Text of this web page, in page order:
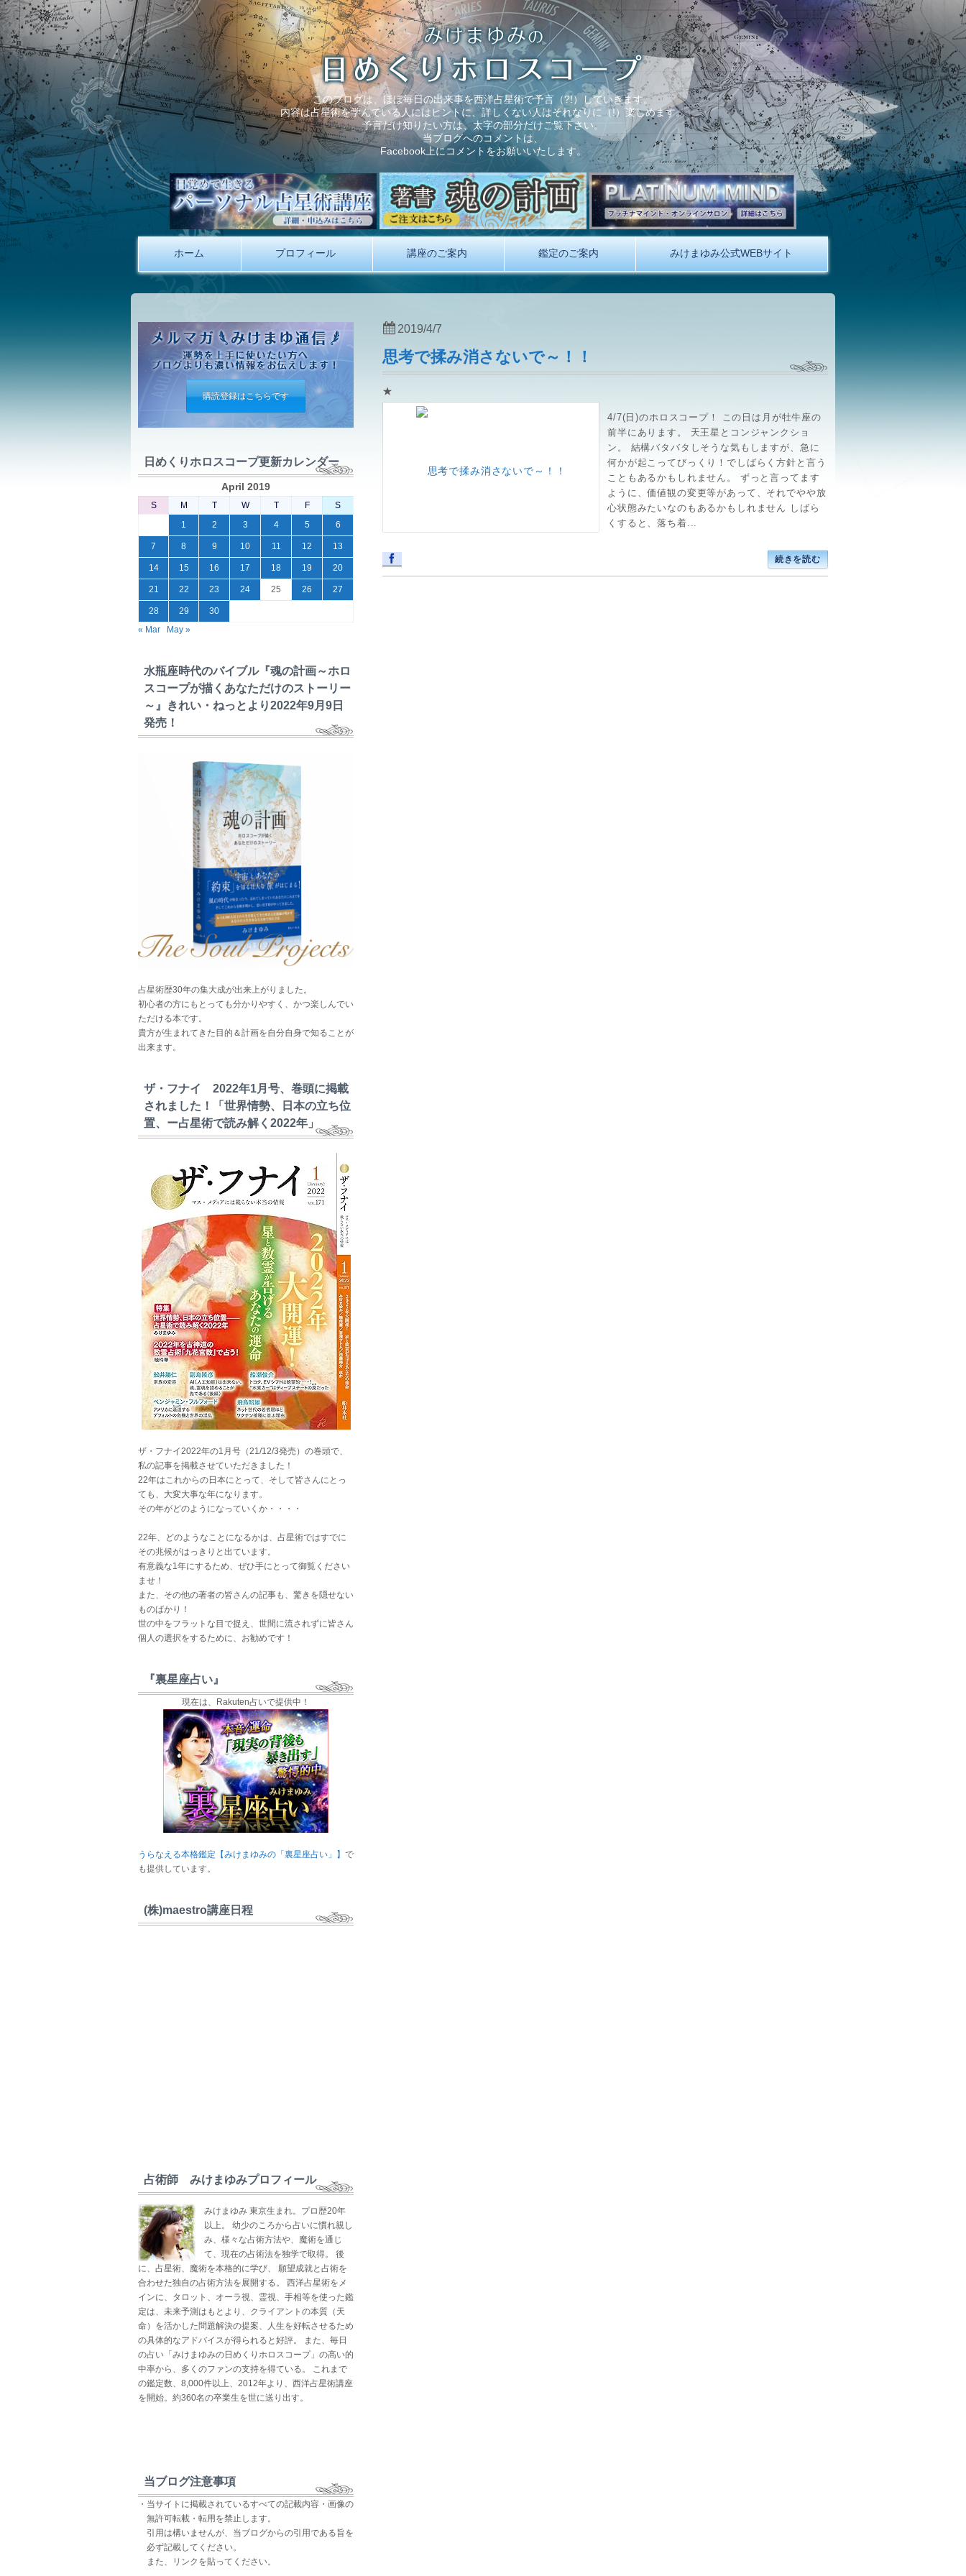
このブログは、ほぼ毎日の出来事を西洋占星術で予言（?!）していきます。
内容は占星術を学んでいる人にはヒントに、詳しくない人はそれなりに（!）楽しめます。
予言だけ知りたい方は、太字の部分だけご覧下さい。
当ブログへのコメントは、
Facebook上にコメントをお願いいたします。
ホーム プロフィール 講座のご案内 鑑定のご案内 みけまゆみ公式WEBサイト
思考で揉み消さないで～！！
★
4/7(日)のホロスコープ！ この日は月が牡牛座の
前半にあります。 天王星とコンジャンクショ
ン。 結構バタバタしそうな気もしますが、急に
何かが起こってびっくり！でしばらく方針と言う
こともあるかもしれません。 ずっと言ってます
ように、価値観の変更等があって、それでやや放
心状態みたいなのもあるかもしれません しばら
くすると、落ち着...
続きを読む
2019/4/7
購読登録はこちらです
日めくりホロスコープ更新カレンダー
April 2019
S M T W T F
S
1
2 3 4 5 6
7 8 9 10 11 12 13
14 15 16 17 18 19 20
21 22 23 24 25 26 27
28 29
30
« Mar
May »
水瓶座時代のバイブル『魂の計画～ホロ
スコープが描くあなただけのストーリー
～』きれい・ねっとより2022年9月9日
発売！
占星術歴30年の集大成が出来上がりました。
初心者の方にもとっても分かりやすく、かつ楽しんでい
ただける本です。
貴方が生まれてきた目的＆計画を自分自身で知ることが
出来ます。
ザ・フナイ 2022年1月号、巻頭に掲載
されました！「世界情勢、日本の立ち位
置、ー占星術で読み解く2022年」
ザ・フナイ2022年の1月号（21/12/3発売）の巻頭で、
私の記事を掲載させていただきました！
22年はこれからの日本にとって、そして皆さんにとっ
ても、大変大事な年になります。
その年がどのようになっていくか・・・・
22年、どのようなことになるかは、占星術ではすでに
その兆候がはっきりと出ています。
有意義な1年にするため、ぜひ手にとって御覧ください
ませ！
また、その他の著者の皆さんの記事も、驚きを隠せない
ものばかり！
世の中をフラットな目で捉え、世間に流されずに皆さん
個人の選択をするために、お勧めです！
『裏星座占い』
現在は、Rakuten占いで提供中！
うらなえる本格鑑定【みけまゆみの「裏星座占い」】 で
も提供しています。
(株)maestro講座日程
占術師 みけまゆみプロフィール
みけまゆみ 東京生まれ。プロ歴20年
以上。 幼少のころから占いに慣れ親し
み、様々な占術方法や、魔術を通じ
て、現在の占術法を独学で取得。 後
に、占星術、魔術を本格的に学び、 願望成就と占術を
合わせた独自の占術方法を展開する。 西洋占星術をメ
インに、タロット、オーラ視、霊視、手相等を使った鑑
定は、未来予測はもとより、クライアントの本質（天
命）を活かした問題解決の提案、人生を好転させるため
の具体的なアドバイスが得られると好評。 また、毎日
の占い「みけまゆみの日めくりホロスコープ」の高い的
中率から、多くのファンの支持を得ている。 これまで
の鑑定数、8,000件以上、2012年より、西洋占星術講座
を開始。約360名の卒業生を世に送り出す。
当ブログ注意事項
・当サイトに掲載されているすべての記載内容・画像の
無許可転載・転用を禁止します。
引用は構いませんが、当ブログからの引用である旨を
必ず記載してください。
また、リンクを貼ってください。